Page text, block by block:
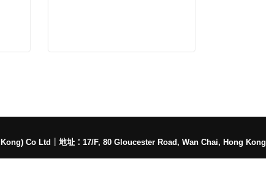
Co Ltd 地址：17/F, 80 Gloucester Road, Wan Chai, Hong Kong